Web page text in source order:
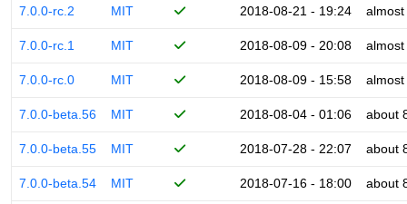
7.0.0-rc.2 MIT 2018-08-21 - 19:24
7.0.0-rc.1 MIT 2018-08-09 - 20:08
7.0.0-rc.0 MIT 2018-08-09 - 15:58
7.0.0-beta.56 MIT 2018-08-04 - 01:06 about
7.0.0-beta.55 MIT 2018-07-28 - 22:07 about
7.0.0-beta.54 MIT 2018-07-16 - 18:00 about